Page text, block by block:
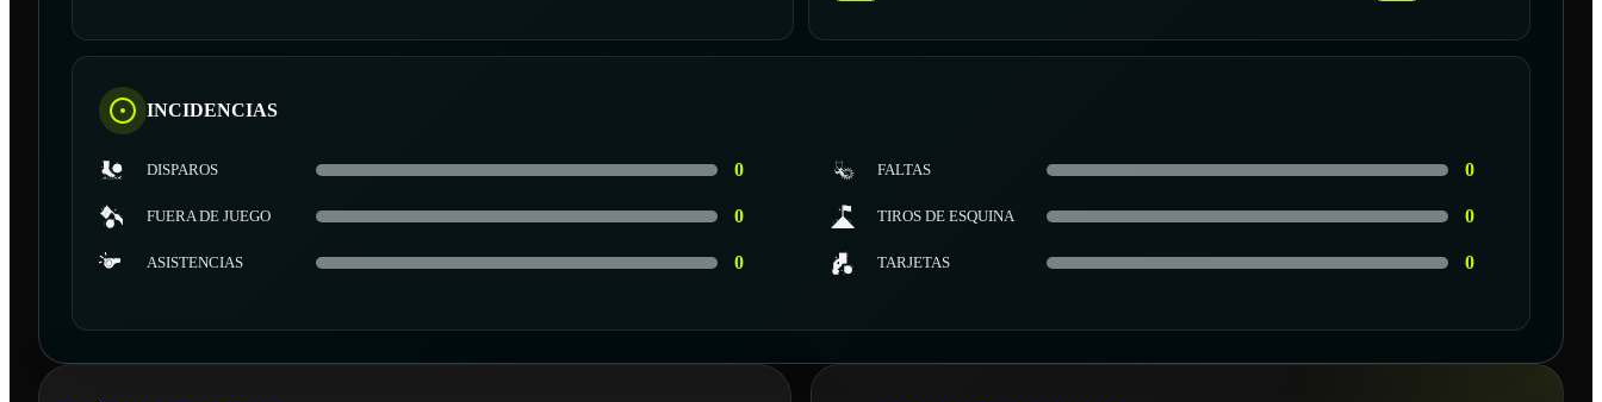
INCIDENCIAS
DISPAROS 0 FALTAS 0
FUERA DE JUEGO 0 TIROS DE ESQUINA 0
ASISTENCIAS 0 TARJETAS 0